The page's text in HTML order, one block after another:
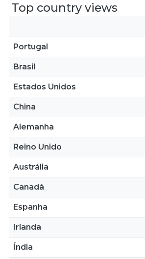
Top country views
Portugal
Brasil
Estados Unidos
China
Alemanha
Reino Unido
Austrália
Canadá
Espanha
Irlanda
Índia